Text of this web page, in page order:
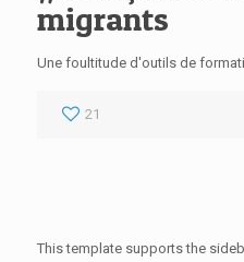
migrants
Une foultitude d'outils de
21
This template supports the